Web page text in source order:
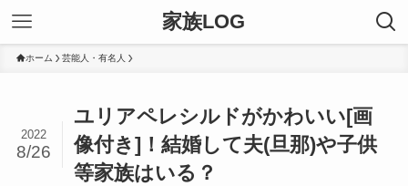
家族LOG
ホーム 芸能人・有名人
ユリアペレシルドがかわいい[画
像付き]！結婚して夫(旦那)や子供
等家族はいる？
2022
8/26